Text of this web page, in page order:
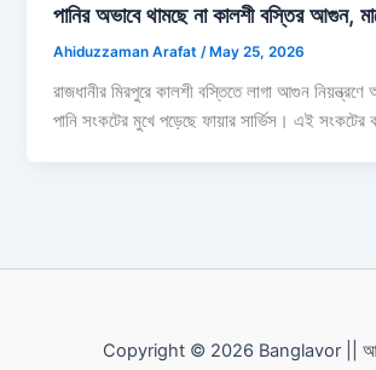
পানির অভাবে থামছে না কালশী বস্তির আগুন,
Ahiduzzaman Arafat/ May 25, 2026
রাজধানীর মিরপুরে কালশী বস্তিতে লাগা আগুন নিয়ন্ত্রণে
পানি সংকটের মুখে পড়েছে ফায়ার সার্ভিস। এই
Copyright © 2026 Banglavor ||